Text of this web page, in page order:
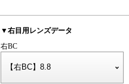
▼右目用レンズデータ
右BC